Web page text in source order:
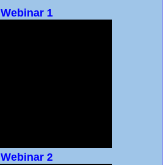
Webinar 1
Webinar 2